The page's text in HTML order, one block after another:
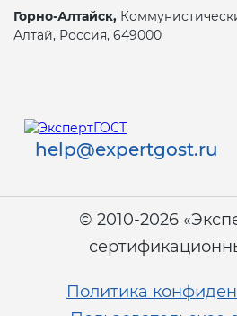
Горно-Алтайск,
Алтай, Россия, 649000
help@expertgost.ru
© 2010-2026
Политика